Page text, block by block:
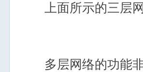
上面所示的三层网
多层网络的功能非